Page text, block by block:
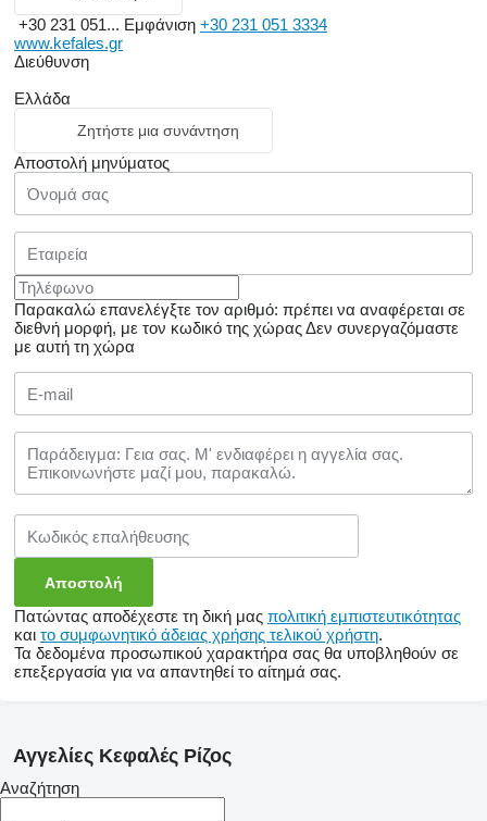
+30 231 051... Εμφάνιση +30 231 051 3334
www.kefales.gr
Διεύθυνση
Ελλάδα
Ζητήστε μια συνάντηση
Αποστολή μηνύματος
Παρακαλώ επανελέγξτε τον αριθμό: πρέπει να αναφέρεται σε
διεθνή μορφή, με τον κωδικό της χώραςΔεν συνεργαζόμαστε
με αυτή τη χώρα
Πατώντας αποδέχεστε τη δική μας πολιτική εμπιστευτικότητας
και το συμφωνητικό άδειας χρήσης τελικού χρήστη.
Τα δεδομένα προσωπικού χαρακτήρα σας θα υποβληθούν σε
επεξεργασία για να απαντηθεί το αίτημά σας.
Αγγελίες Κεφαλές Ρίζος
Αναζήτηση